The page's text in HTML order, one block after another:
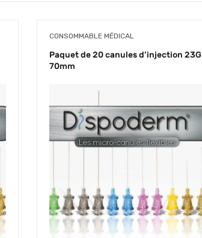
CONSOMMABLE MÉDICAL
Paquet de 20 canules d’injection 23G
70mm